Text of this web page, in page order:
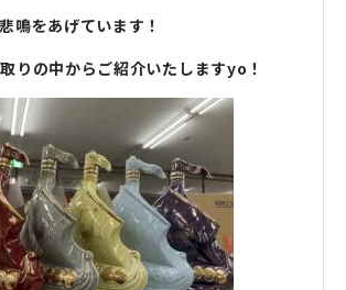
鳴をあげています！
りの中からご紹介いたしますyo！